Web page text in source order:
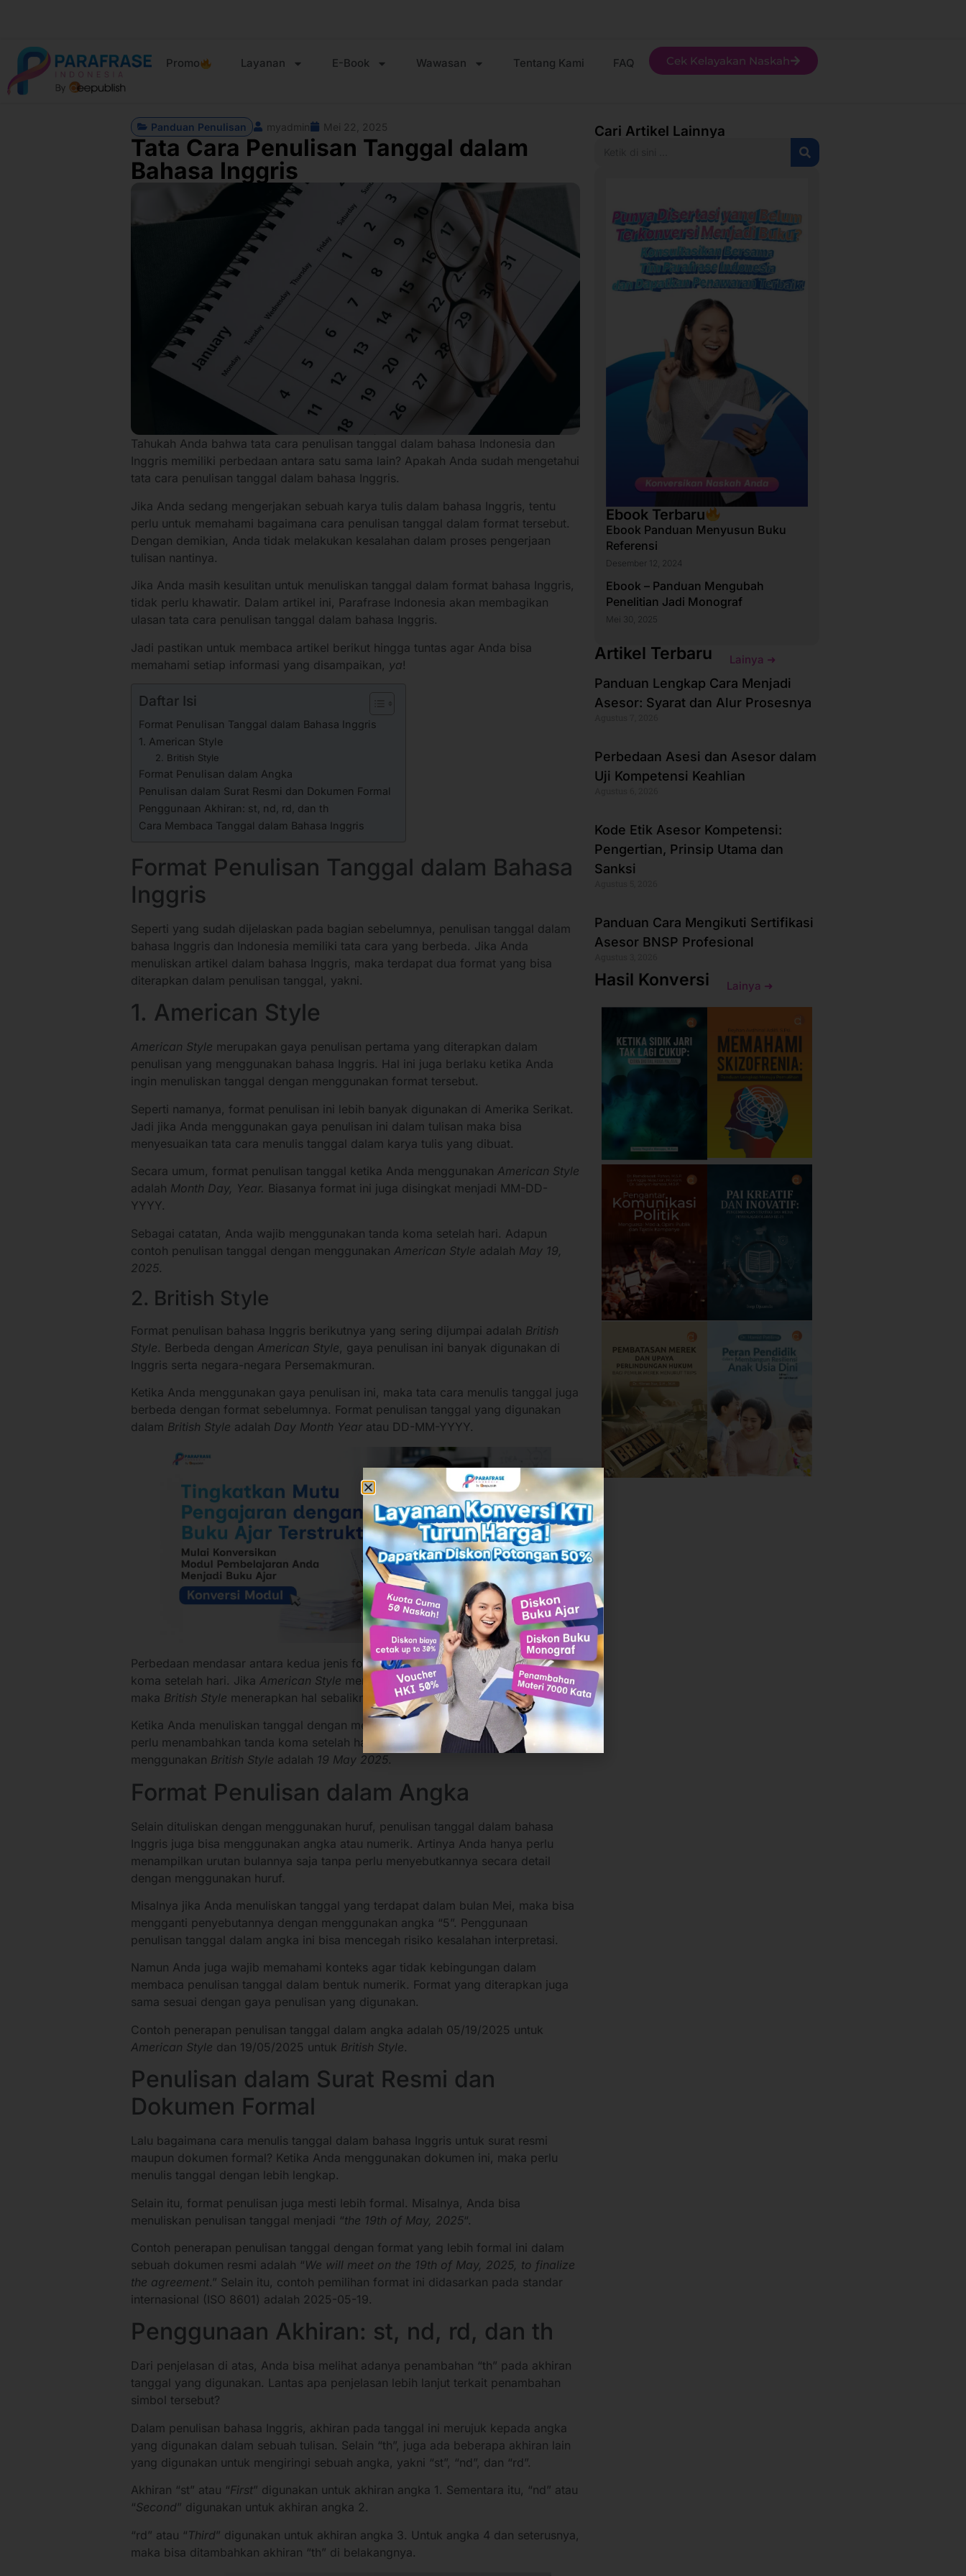
Promo Layanan E-Book Wawasan Tentang Kami FAQ Cek Kelayakan Naskah
Panduan Penulisan myadmin Mei 22, 2025
Tata Cara Penulisan Tanggal dalam
Bahasa Inggris
Tahukah Anda bahwa tata cara penulisan tanggal dalam bahasa Indonesia dan
Inggris memiliki perbedaan antara satu sama lain? Apakah Anda sudah mengetahui
tata cara penulisan tanggal dalam bahasa Inggris.
Jika Anda sedang mengerjakan sebuah karya tulis dalam bahasa Inggris, tentu
perlu untuk memahami bagaimana cara penulisan tanggal dalam format tersebut.
Dengan demikian, Anda tidak melakukan kesalahan dalam proses pengerjaan
tulisan nantinya.
Jika Anda masih kesulitan untuk menuliskan tanggal dalam format bahasa Inggris,
tidak perlu khawatir. Dalam artikel ini, Parafrase Indonesia akan membagikan
ulasan tata cara penulisan tanggal dalam bahasa Inggris.
Jadi pastikan untuk membaca artikel berikut hingga tuntas agar Anda bisa
memahami setiap informasi yang disampaikan, ya!
Daftar Isi
Format Penulisan Tanggal dalam Bahasa Inggris
1. American Style
2. British Style
Format Penulisan dalam Angka
Penulisan dalam Surat Resmi dan Dokumen Formal
Penggunaan Akhiran: st, nd, rd, dan th
Cara Membaca Tanggal dalam Bahasa Inggris
Format Penulisan Tanggal dalam Bahasa
Inggris
Seperti yang sudah dijelaskan pada bagian sebelumnya, penulisan tanggal dalam
bahasa Inggris dan Indonesia memiliki tata cara yang berbeda. Jika Anda
menuliskan artikel dalam bahasa Inggris, maka terdapat dua format yang bisa
diterapkan dalam penulisan tanggal, yakni.
1. American Style
American Style merupakan gaya penulisan pertama yang diterapkan dalam
penulisan yang menggunakan bahasa Inggris. Hal ini juga berlaku ketika Anda
ingin menuliskan tanggal dengan menggunakan format tersebut.
Seperti namanya, format penulisan ini lebih banyak digunakan di Amerika Serikat.
Jadi jika Anda menggunakan gaya penulisan ini dalam tulisan maka bisa
menyesuaikan tata cara menulis tanggal dalam karya tulis yang dibuat.
Secara umum, format penulisan tanggal ketika Anda menggunakan American Style
adalah Month Day, Year. Biasanya format ini juga disingkat menjadi MM-DD-
YYYY.
Sebagai catatan, Anda wajib menggunakan tanda koma setelah hari. Adapun
contoh penulisan tanggal dengan menggunakan American Style adalah May 19,
2025.
2. British Style
Format penulisan bahasa Inggris berikutnya yang sering dijumpai adalah British
Style. Berbeda dengan American Style , gaya penulisan ini banyak digunakan di
Inggris serta negara-negara Persemakmuran.
Ketika Anda menggunakan gaya penulisan ini, maka tata cara menulis tanggal juga
berbeda dengan format sebelumnya. Format penulisan tanggal yang digunakan
dalam British Style adalah Day Month Year atau DD-MM-YYYY.
Perbedaan mendasar antara kedua jenis format ini adalah penggunaan tanda
koma setelah hari. Jika American Style menggunakan tanda koma setelah hari,
maka British Style menerapkan hal sebaliknya.
Ketika Anda menuliskan tanggal dengan menggunakan
British Style
, maka tidak
perlu menambahkan tanda koma setelah hari. Contoh penulisan tanggal dengan
menggunakan British Style adalah 19 May 2025.
Format Penulisan dalam Angka
Selain dituliskan dengan menggunakan huruf, penulisan tanggal dalam bahasa
Inggris juga bisa menggunakan angka atau numerik. Artinya Anda hanya perlu
menampilkan urutan bulannya saja tanpa perlu menyebutkannya secara detail
dengan menggunakan huruf.
Misalnya jika Anda menuliskan tanggal yang terdapat dalam bulan Mei, maka bisa
mengganti penyebutannya dengan menggunakan angka “5”. Penggunaan
penulisan tanggal dalam angka ini bisa mencegah risiko kesalahan interpretasi.
Namun Anda juga wajib memahami konteks agar tidak kebingungan dalam
membaca penulisan tanggal dalam bentuk numerik. Format yang diterapkan juga
sama sesuai dengan gaya penulisan yang digunakan.
Contoh penerapan penulisan tanggal dalam angka adalah 05/19/2025 untuk
American Style dan 19/05/2025 untuk British Style.
Penulisan dalam Surat Resmi dan
Dokumen Formal
Lalu bagaimana cara menulis tanggal dalam bahasa Inggris untuk surat resmi
maupun dokumen formal? Ketika Anda menggunakan dokumen ini, maka perlu
menulis tanggal dengan lebih lengkap.
Selain itu, format penulisan juga mesti lebih formal. Misalnya, Anda bisa
menuliskan penulisan tanggal menjadi “the 19th of May, 2025“.
Contoh penerapan penulisan tanggal dengan format yang lebih formal ini dalam
sebuah dokumen resmi adalah “We will meet on the 19th of May, 2025, to finalize
the agreement.” Selain itu, contoh pemilihan format ini didasarkan pada standar
internasional (ISO 8601) adalah 2025-05-19.
Penggunaan Akhiran: st, nd, rd, dan th
Dari penjelasan di atas, Anda bisa melihat adanya penambahan “th” pada akhiran
tanggal yang digunakan. Lantas apa penjelasan lebih lanjut terkait penambahan
simbol tersebut?
Dalam penulisan bahasa Inggris, akhiran pada tanggal ini merujuk kepada angka
yang digunakan dalam sebuah tulisan. Selain “th”, juga ada beberapa akhiran lain
yang digunakan untuk mengiringi sebuah angka, yakni “st”, “nd”, dan “rd”.
Akhiran “st” atau “First” digunakan untuk akhiran angka 1. Sementara itu, “nd” atau
“Second” digunakan untuk akhiran angka 2.
“rd” atau “ Third” digunakan untuk akhiran angka 3. Untuk angka 4 dan seterusnya,
maka bisa ditambahkan akhiran “th” di belakangnya.
Cari Artikel Lainnya
Ebook Terbaru
Ebook Panduan Menyusun Buku
Referensi
Desember 12, 2024
Ebook – Panduan Mengubah
Penelitian Jadi Monograf
Mei 30, 2025
Artikel Terbaru Lainya ➜
Panduan Lengkap Cara Menjadi
Asesor: Syarat dan Alur Prosesnya
Perbedaan Asesi dan Asesor dalam
Uji Kompetensi Keahlian
Kode Etik Asesor Kompetensi:
Pengertian, Prinsip Utama dan
Sanksi
Panduan Cara Mengikuti Sertifikasi
Asesor BNSP Profesional
Hasil Konversi Lainya ➜